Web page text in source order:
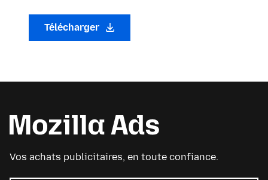
Télécharger
Vos achats publicitaires, en toute confiance.